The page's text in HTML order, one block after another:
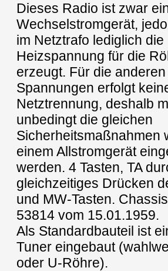
Dieses Radio ist zwar
Wechselstromgerät,
im Netztrafo lediglich die
Heizspannung für die
erzeugt. Für die anderen
Spannungen erfolgt
Netztrennung, deshalb
unbedingt die gleichen
Sicherheitsmaßnahmen
einem Allstromgerät
werden. 4 Tasten, TA
gleichzeitiges Drücken
und MW-Tasten.
53814 vom 15.01.1959.
Als Standardbauteil ist
Tuner eingebaut
oder U-Röhre).